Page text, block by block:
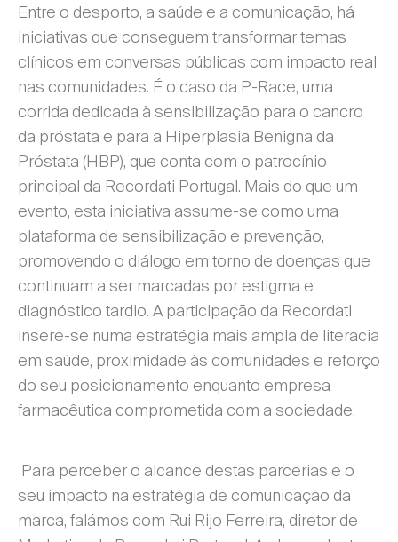
Entre o desporto, a saúde e a comunicação, há
iniciativas que conseguem transformar temas
clínicos em conversas públicas com impacto real
nas comunidades. É o caso da P-Race, uma
corrida dedicada à sensibilização para o cancro
da próstata e para a Hiperplasia Benigna da
Próstata (HBP), que conta com o patrocínio
principal da Recordati Portugal. Mais do que um
evento, esta iniciativa assume-se como uma
plataforma de sensibilização e prevenção,
promovendo o diálogo em torno de doenças que
continuam a ser marcadas por estigma e
diagnóstico tardio. A participação da Recordati
insere-se numa estratégia mais ampla de literacia
em saúde, proximidade às comunidades e reforço
do seu posicionamento enquanto empresa
farmacêutica comprometida com a sociedade.
Para perceber o alcance destas parcerias e o
seu impacto na estratégia de comunicação da
marca, falámos com Rui Rijo Ferreira, diretor de